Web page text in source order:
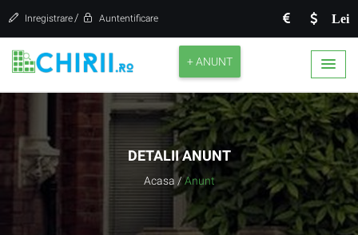
Lei
Inregistrare / Auntentificare
+ ANUNT
DETALII ANUNT
Acasa / Anunt